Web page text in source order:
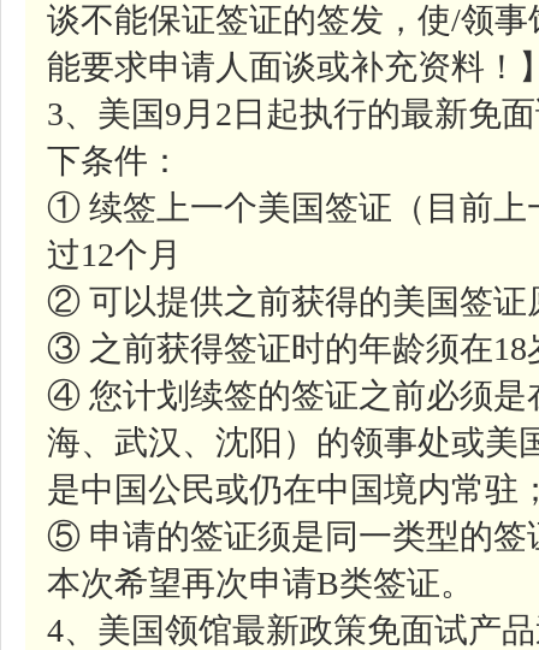
谈不能保证签证的签发，使/领
能要求申请人面谈或补充资料！
3、美国9月2日起执行的最新免
下条件：
① 续签上一个美国签证（目前上
过12个月
② 可以提供之前获得的美国签证
③ 之前获得签证时的年龄须在18
④ 您计划续签的签证之前必须是
海、武汉、沈阳）的领事处或美
是中国公民或仍在中国境内常驻
⑤ 申请的签证须是同一类型的签
本次希望再次申请B类签证。
4、美国领馆最新政策免面试产